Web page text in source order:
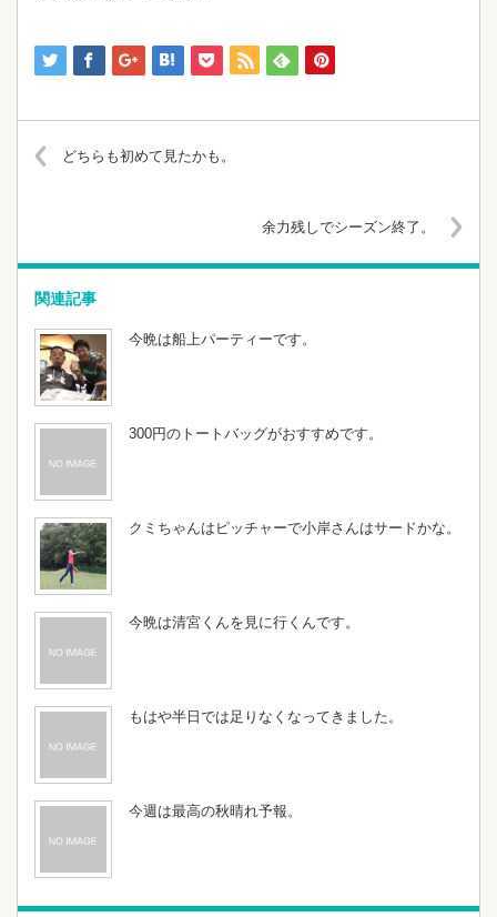
どちらも初めて見たかも。
余力残しでシーズン終了。
関連記事
今晩は船上パーティーです。
300円のトートバッグがおすすめです。
クミちゃんはピッチャーで小岸さんはサードかな。
今晩は清宮くんを見に行くんです。
もはや半日では足りなくなってきました。
今週は最高の秋晴れ予報。